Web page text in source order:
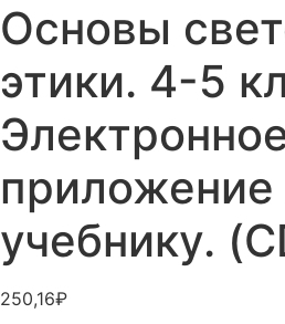
Основы
этики. 4-5
приложение
учебнику.
250,16₽